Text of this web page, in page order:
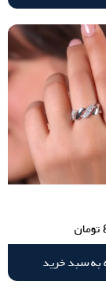
تومان
به سبد خرید